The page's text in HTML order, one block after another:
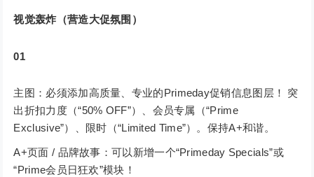
视觉轰炸（营造大促氛围）
01
主图：必须添加高质量、专业的Primeday促销信息图层！ 突
出折扣力度（“50% OFF”）、会员专属（“Prime
Exclusive”）、限时（“Limited Time”）。保持A+和谐。
A+页面 / 品牌故事：可以新增一个“Primeday Specials”或
“Prime会员日狂欢”模块！